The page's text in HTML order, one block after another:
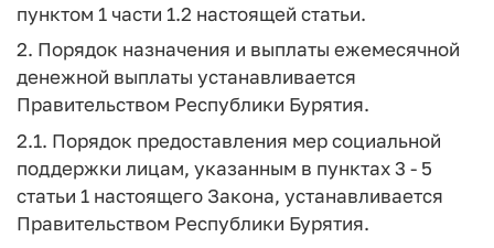
пунктом 1 части 1.2 настоящей статьи.
2. Порядок назначения и выплаты ежемесячной
денежной выплаты устанавливается
Правительством Республики Бурятия.
2.1. Порядок предоставления мер социальной
поддержки лицам, указанным в пунктах 3 - 5
статьи 1 настоящего Закона, устанавливается
Правительством Республики Бурятия.